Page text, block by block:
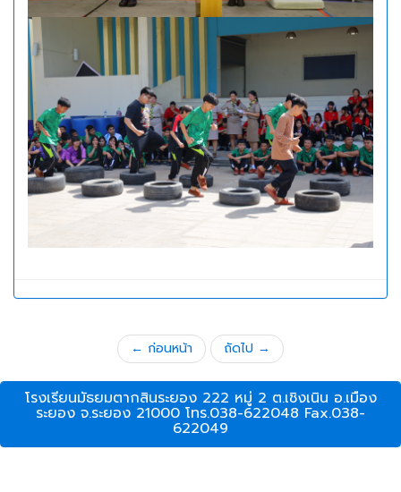
← ก่อนหน้า ถัดไป →
โรงเรียนมัธยมตากสินระยอง 222 หมู่ 2 ต.เชิงเนิน อ.เมือง
ระยอง จ.ระยอง 21000 โทร.038-622048 Fax.038-
622049